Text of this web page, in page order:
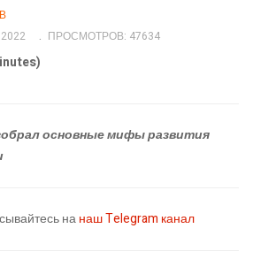
ПРОСМОТРОВ: 47634
основные мифы развития
нанаш Telegram канал